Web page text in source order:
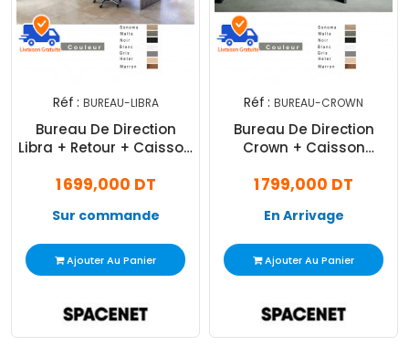
Réf : BUREAU-LIBRA
Bureau De Direction
Libra + Retour + Caisson
1 699,000 DT
Sur commande
Ajouter Au Panier
Réf : BUREAU-CROWN
Bureau De Direction
Crown + Caisson
1 799,000 DT
En Arrivage
Ajouter Au Panier